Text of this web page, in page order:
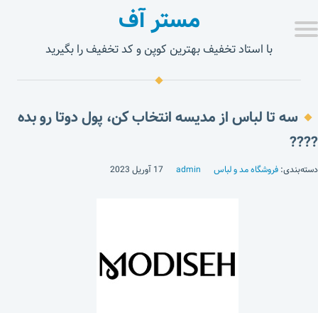
مستر آف
با استاد تخفیف بهترین کوپن و کد تخفیف را بگیرید
سه تا لباس از مدیسه انتخاب کن، پول دوتا رو بده
????
دسته‌بندی: فروشگاه مد و لباس admin 17 آوریل 2023